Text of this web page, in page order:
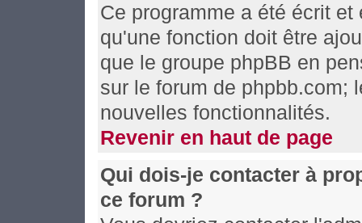
Ce programme a été écrit
qu'une fonction doit être
que le groupe phpBB en
sur le forum de phpbb.com;
nouvelles fonctionnalités.
Revenir en haut de page
Qui dois-je contacter à
ce forum ?